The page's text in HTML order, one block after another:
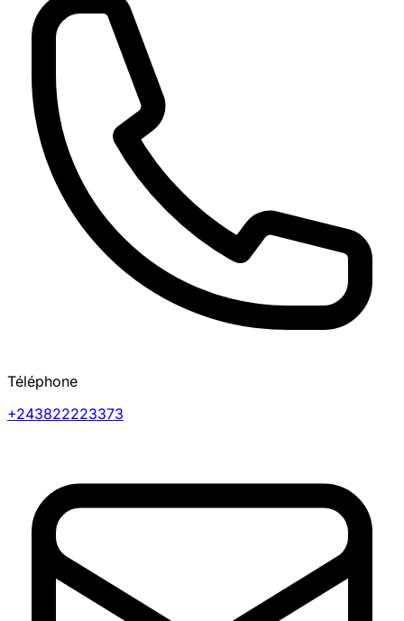
Téléphone
+243822223373